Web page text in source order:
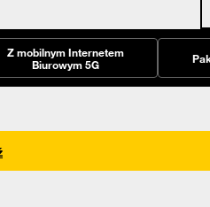
Z mobilnym Internetem
Biurowym 5G